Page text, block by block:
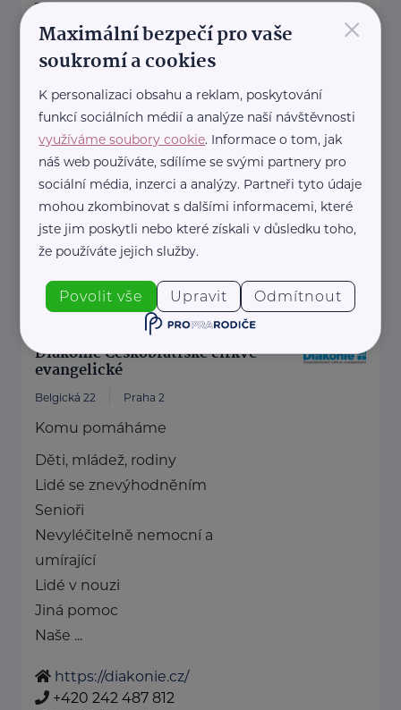
Diakonie ČCE - středisko BETLÉM
Císařova 394/27 Klobouky u Brna
Diakonie ČCE – středisko BETLÉM je nestátní
neziskovou organizací poskytující sociální
služby lidem s těžkým ...
http://www.betlem.org
komunikace@betlem.org
Diakonie Českobratrské církve
evangelické
Belgická 22 Praha 2
Komu pomáháme
Děti, mládež, rodiny
Lidé se znevýhodněním
Senioři
Nevyléčitelně nemocní a
umírající
Lidé v nouzi
Jiná pomoc
Naše ...
https://diakonie.cz/
+420 242 487 812
×
Maximální bezpečí pro vaše
soukromí a cookies
K personalizaci obsahu a reklam, poskytování
funkcí sociálních médií a analýze naší návštěvnosti
využíváme soubory cookie. Informace o tom, jak
náš web používáte, sdílíme se svými partnery pro
sociální média, inzerci a analýzy. Partneři tyto údaje
mohou zkombinovat s dalšími informacemi, které
jste jim poskytli nebo které získali v důsledku toho,
že používáte jejich služby.
Povolit vše Upravit Odmítnout